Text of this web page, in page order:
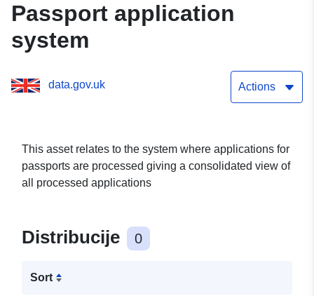
Passport application
system
data.gov.uk Actions
This asset relates to the system where applications for
passports are processed giving a consolidated view of
all processed applications
Distribucije 0
Sort